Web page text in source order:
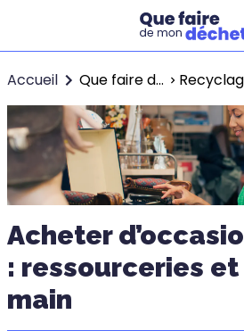
Accueil Que faire de mon déchet ?
Acheter
: ressourceries
main